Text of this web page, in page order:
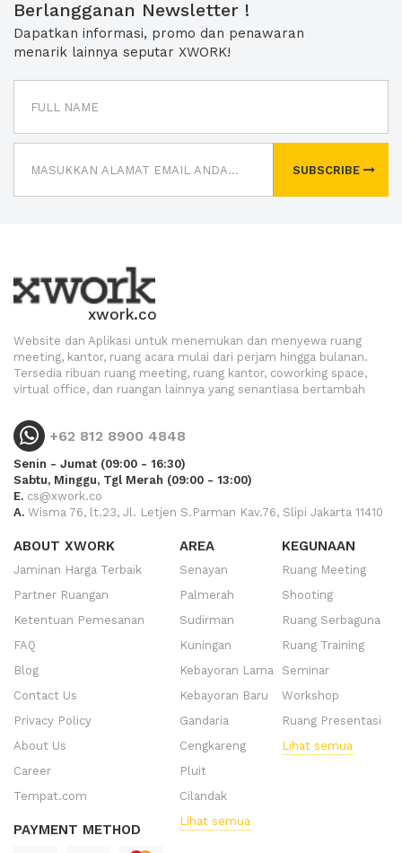
Berlangganan Newsletter !
Dapatkan informasi, promo dan penawaran
menarik lainnya seputar XWORK!
SUBSCRIBE
xwork.co
Website dan Aplikasi untuk menemukan dan menyewa ruang
meeting, kantor, ruang acara mulai dari perjam hingga bulanan.
Tersedia ribuan ruang meeting, ruang kantor, coworking space,
virtual office, dan ruangan lainnya yang senantiasa bertambah
+62 812 8900 4848
Senin - Jumat (09:00 - 16:30)
Sabtu, Minggu, Tgl Merah (09:00 - 13:00)
E. cs@xwork.co
A. Wisma 76, lt.23, Jl. Letjen S.Parman Kav.76, Slipi Jakarta 11410
ABOUT XWORK
Jaminan Harga Terbaik
Partner Ruangan
Ketentuan Pemesanan
FAQ
Blog
Contact Us
Privacy Policy
About Us
Career
Tempat.com
PAYMENT METHOD
AREA
Senayan
Palmerah
Sudirman
Kuningan
Kebayoran Lama
Kebayoran Baru
Gandaria
Cengkareng
Pluit
Cilandak
Lihat semua
KEGUNAAN
Ruang Meeting
Shooting
Ruang Serbaguna
Ruang Training
Seminar
Workshop
Ruang Presentasi
Lihat semua